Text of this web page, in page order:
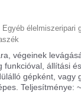
Egyéb élelmiszeripari
végeinek
funkcióval, állítási
gépként, vagy
Teljesítménye: